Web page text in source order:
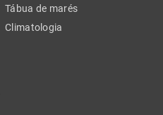
Tábua de marés
Climatologia